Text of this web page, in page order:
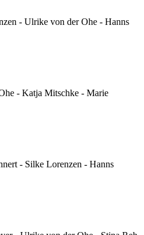
- Ulrike von der Ohe - Hanns
- Katja Mitschke - Marie
- Silke Lorenzen - Hanns